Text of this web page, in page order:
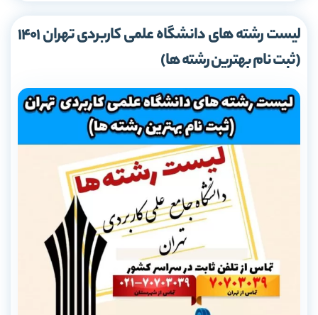
لیست رشته های دانشگاه علمی کاربردی تهران 1401
(ثبت نام بهترین رشته ها)